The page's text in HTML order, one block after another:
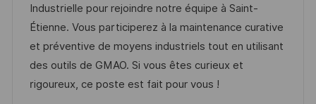
t
i
o
n
e
d
D
a
t
I
d
e
g
o
r
y
Industrielle pour rejoindre notre équipe à Saint-
Étienne. Vous participerez à la maintenance curative
et préventive de moyens industriels tout en utilisant
des outils de GMAO. Si vous êtes curieux et
rigoureux, ce poste est fait pour vous !